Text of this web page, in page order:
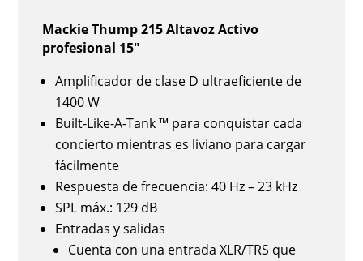
Mackie Thump 215 Altavoz Activo
profesional 15"
Amplificador de clase D ultraeficiente de
1400 W
Built-Like-A-Tank ™ para conquistar cada
concierto mientras es liviano para cargar
fácilmente
Respuesta de frecuencia: 40 Hz – 23 kHz
SPL máx.: 129 dB
Entradas y salidas
Cuenta con una entrada XLR/TRS que